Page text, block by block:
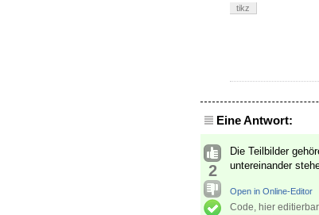
tikz
Eine Antwort:
2
Die Teilbilder
untereinander
Open in Online-Editor
Code, hier